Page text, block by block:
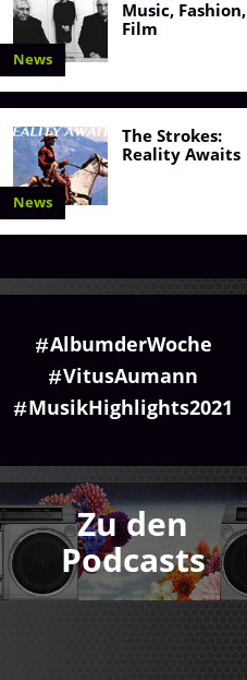
News
Music, Fashion,
Film
News
The Strokes:
Reality Awaits
AlbumderWoche
VitusAumann
MusikHighlights2021
Zu den
Podcasts